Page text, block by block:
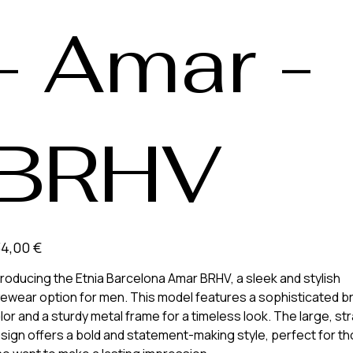
Amar -
€
the Etnia Barcelona Amar BRHV, a sleek and stylish
option for men. This model features a sophisticated
and a sturdy metal frame for a timeless look. The large,
offers a bold and statement-making style, perfect for